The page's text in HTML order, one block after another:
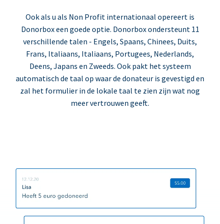
Ook als u als Non Profit internationaal opereert is
Donorbox een goede optie. Donorbox ondersteunt 11
verschillende talen - Engels, Spaans, Chinees, Duits,
Frans, Italiaans, Italiaans, Portugees, Nederlands,
Deens, Japans en Zweeds. Ook pakt het systeem
automatisch de taal op waar de donateur is gevestigd en
zal het formulier in de lokale taal te zien zijn wat nog
meer vertrouwen geeft.